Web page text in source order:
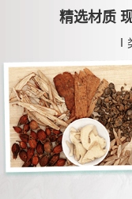
精选材质
Ⅰ